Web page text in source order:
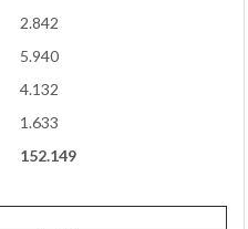
2.842
5.940
4.132
1.633
152.149